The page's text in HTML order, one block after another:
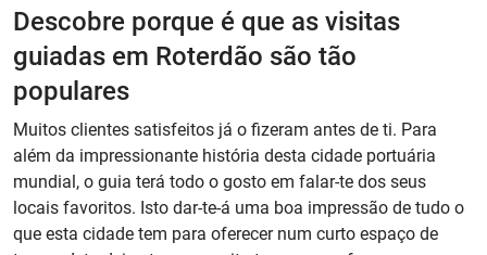
Descobre porque é que as visitas
guiadas em Roterdão são tão
populares
Muitos clientes satisfeitos já o fizeram antes de ti. Para
além da impressionante história desta cidade portuária
mundial, o guia terá todo o gosto em falar-te dos seus
locais favoritos. Isto dar-te-á uma boa impressão de tudo o
que esta cidade tem para oferecer num curto espaço de